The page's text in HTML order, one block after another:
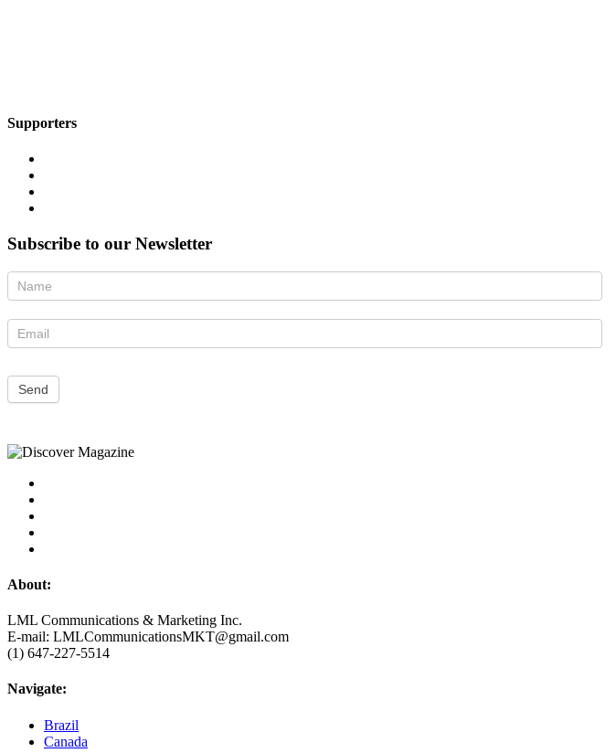
Supporters
Subscribe to our Newsletter
Newsletter
Send
About:
LML Communications & Marketing Inc.
E-mail: LMLCommunicationsMKT@gmail.com
(1) 647-227-5514
Navigate:
Brazil
Canada